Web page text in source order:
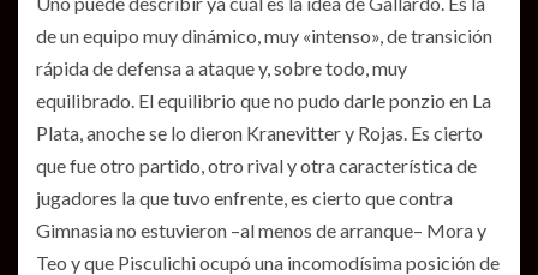
de un equipo muy dinámico, muy «intenso», de transición
rápida de defensa a ataque y, sobre todo, muy
equilibrado. El equilibrio que no pudo darle ponzio en La
Plata, anoche se lo dieron Kranevitter y Rojas. Es cierto
que fue otro partido, otro rival y otra característica de
jugadores la que tuvo enfrente, es cierto que contra
Gimnasia no estuvieron –al menos de arranque– Mora y
Teo y que Pisculichi ocupó una incomodísima posición de